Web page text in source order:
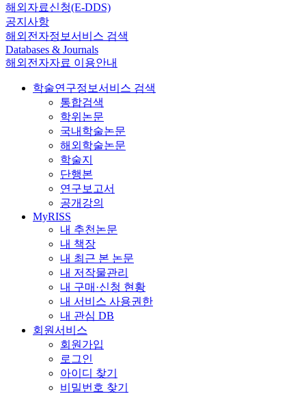
해외자료신청(E-DDS)
공지사항
해외전자정보서비스 검색
Databases & Journals
해외전자자료 이용안내
학술연구정보서비스 검색
통합검색
학위논문
국내학술논문
해외학술논문
학술지
단행본
연구보고서
공개강의
MyRISS
내 추천논문
내 책장
내 최근 본 논문
내 저작물관리
내 구매·신청 현황
내 서비스 사용권한
내 관심 DB
회원서비스
회원가입
로그인
아이디 찾기
비밀번호 찾기